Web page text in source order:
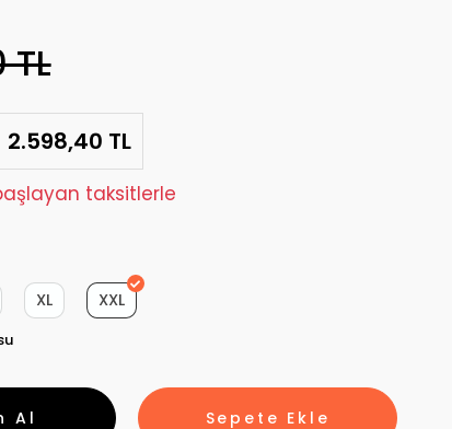
2.598,40 TL
taksitlerle
XXL
XL
Sepete Ekle
Al